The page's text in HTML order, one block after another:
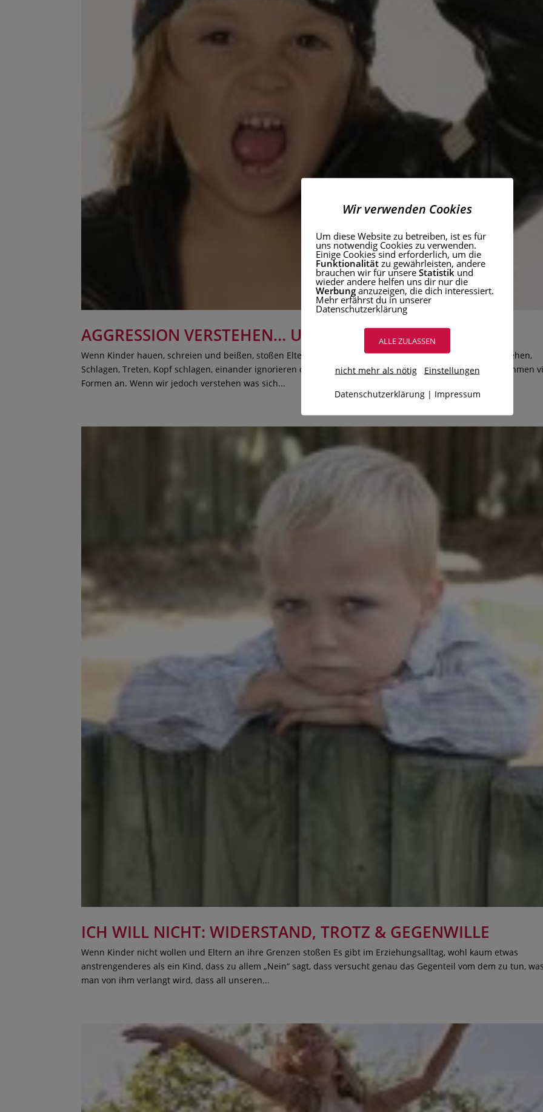
AGGRESSION VERSTEHEN… UND LÖSEN
Wenn Kinder hauen, schreien und beißen, stoßen Eltern häufig an ihre Grenzen. Wutausbrüche, Haare ziehen,
Schlagen, Treten, Kopf schlagen, einander ignorieren oder sich selbst weh tun – aggressive Ausbrüche nehmen
Formen an. Wenn wir jedoch verstehen was sich...
ICH WILL NICHT: WIDERSTAND, TROTZ & GEGENWILLE
Wenn Kinder nicht wollen und Eltern an ihre Grenzen stoßen Es gibt im Erziehungsalltag, wohl kaum etwas
anstrengenderes als ein Kind, dass zu allem „Nein“ sagt, dass versucht genau das Gegenteil vom dem zu tun,
man von ihm verlangt wird, dass all unseren...
Wir verwenden Cookies
Um diese Website zu betreiben, ist es für
uns notwendig Cookies zu verwenden.
Einige Cookies sind erforderlich, um die
Funktionalität zu gewährleisten, andere
brauchen wir für unsere Statistik und
wieder andere helfen uns dir nur die
Werbung anzuzeigen, die dich interessiert.
Mehr erfährst du in unserer
Datenschutzerklärung
ALLE ZULASSEN
nicht mehr als nötig Einstellungen
Datenschutzerklärung| Impressum